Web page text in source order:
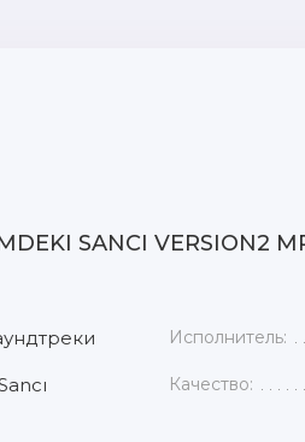
SANCI VERSION2
Исполнитель:
Качество: